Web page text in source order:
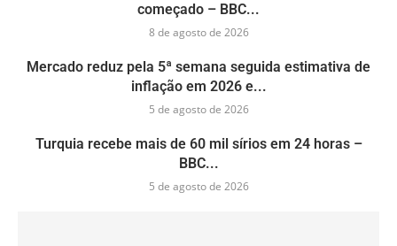
começado – BBC...
8 de agosto de 2026
Mercado reduz pela 5ª semana seguida estimativa de
inflação em 2026 e...
5 de agosto de 2026
Turquia recebe mais de 60 mil sírios em 24 horas –
BBC...
5 de agosto de 2026